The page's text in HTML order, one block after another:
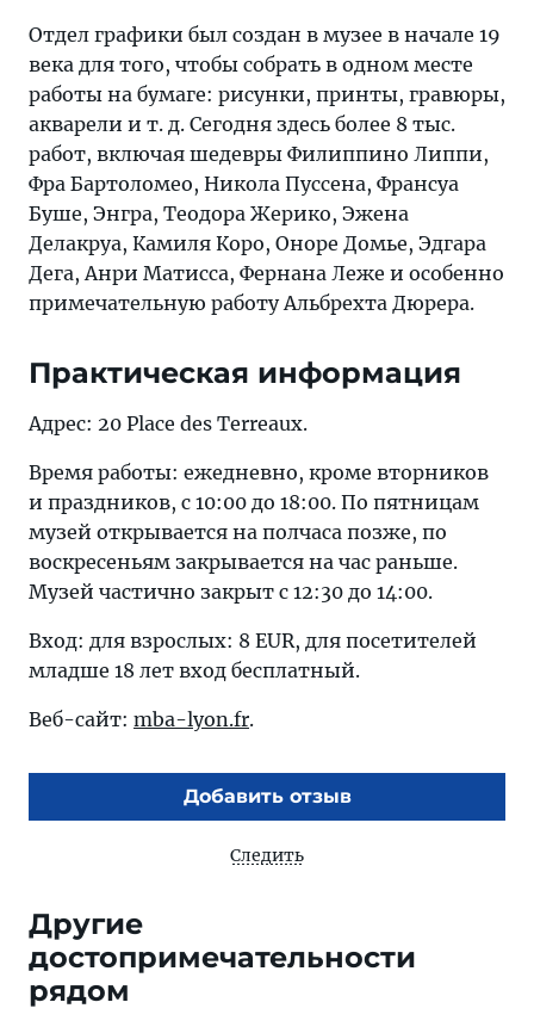
Отдел графики был создан в музее в начале 19
века для того, чтобы собрать в одном месте
работы на бумаге: рисунки, принты, гравюры,
акварели и т. д. Сегодня здесь более 8 тыс.
работ, включая шедевры Филиппино Липпи,
Фра Бартоломео, Никола Пуссена, Франсуа
Буше, Энгра, Теодора Жерико, Эжена
Делакруа, Камиля Коро, Оноре Домье, Эдгара
Дега, Анри Матисса, Фернана Леже и особенно
примечательную работу Альбрехта Дюрера.
Практическая информация
Адрес: 20 Place des Terreaux.
Время работы: ежедневно, кроме вторников
и праздников, с 10:00 до 18:00. По пятницам
музей открывается на полчаса позже, по
воскресеньям закрывается на час раньше.
Музей частично закрыт с 12:30 до 14:00.
Вход: для взрослых: 8 EUR, для посетителей
младше 18 лет вход бесплатный.
Веб-сайт: mba-lyon.fr.
Добавить отзыв
Следить
Другие
достопримечательности
рядом